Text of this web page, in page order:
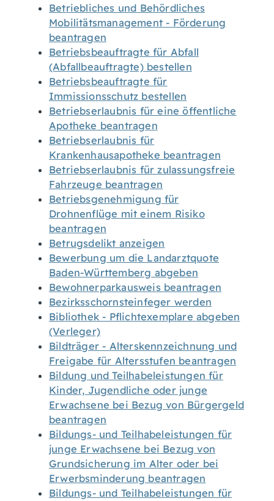
Betriebliches und Behördliches
Mobilitätsmanagement - Förderung
beantragen
Betriebsbeauftragte für Abfall
(Abfallbeauftragte) bestellen
Betriebsbeauftragte für
Immissionsschutz bestellen
Betriebserlaubnis für eine öffentliche
Apotheke beantragen
Betriebserlaubnis für
Krankenhausapotheke beantragen
Betriebserlaubnis für zulassungsfreie
Fahrzeuge beantragen
Betriebsgenehmigung für
Drohnenflüge mit einem Risiko
beantragen
Betrugsdelikt anzeigen
Bewerbung um die Landarztquote
Baden-Württemberg abgeben
Bewohnerparkausweis beantragen
Bezirksschornsteinfeger werden
Bibliothek - Pflichtexemplare abgeben
(Verleger)
Bildträger - Alterskennzeichnung und
Freigabe für Altersstufen beantragen
Bildung und Teilhabeleistungen für
Kinder, Jugendliche oder junge
Erwachsene bei Bezug von Bürgergeld
beantragen
Bildungs- und Teilhabeleistungen für
junge Erwachsene bei Bezug von
Grundsicherung im Alter oder bei
Erwerbsminderung beantragen
Bildungs- und Teilhabeleistungen für